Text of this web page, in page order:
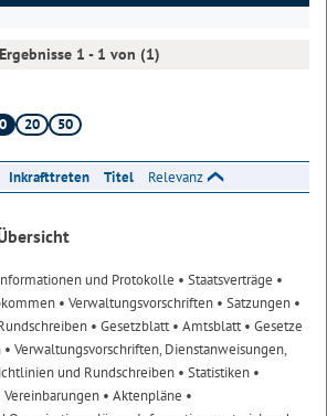
Ergebnisse 1 - 1 von (1)
20 50
Inkrafttreten Titel Relevanz
und Protokolle • Staatsverträge •
• Verwaltungsvorschriften • Satzungen •
• Gesetzblatt• Amtsblatt• Gesetze
• Verwaltungsvorschriften, Dienstanweisungen,
und Rundschreiben • Statistiken •
Vereinbarungen • Aktenpläne •